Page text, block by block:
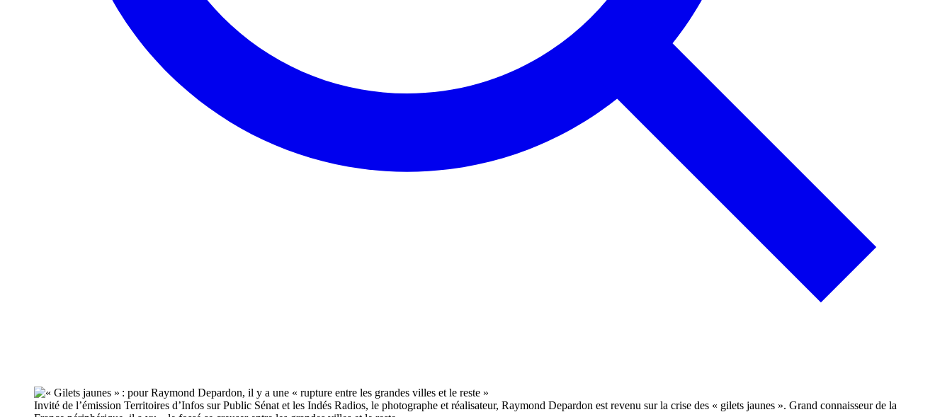
Invité de l’émission Territoires d’Infos sur Public Sénat et les Indés Radios, le photographe et réalisateur, Raymond Depardon est revenu sur la crise des « gilets jaunes ». Grand connaisseur de la